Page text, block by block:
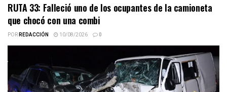
RUTA 33: Falleció uno de los ocupantes de la camioneta
que chocó con una combi
PORREDACCIÓN 10/08/2026 0